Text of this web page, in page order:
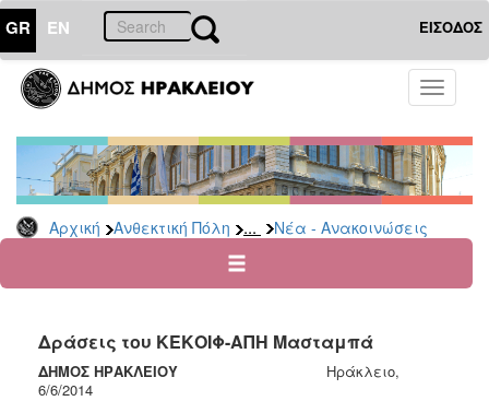
GR EN ΕΙΣΟΔΟΣ
Toggle
Αρχική Ανθεκτική Πόλη ... Νέα - Ανακοινώσεις
ΑΝΘΕΚΤΙΚΗ
ΠΟΛΗ
Κοινωνική
Πολιτική
Νέα
Ανακοινώσεις
για
Οικονομική
Αδυναμία
Δράσεις του ΚΕΚΟΙΦ-ΑΠΗ Μασταμπά
ΔΗΜΟΣ ΗΡΑΚΛΕΙΟΥ Ηράκλειο,
6/6/2014